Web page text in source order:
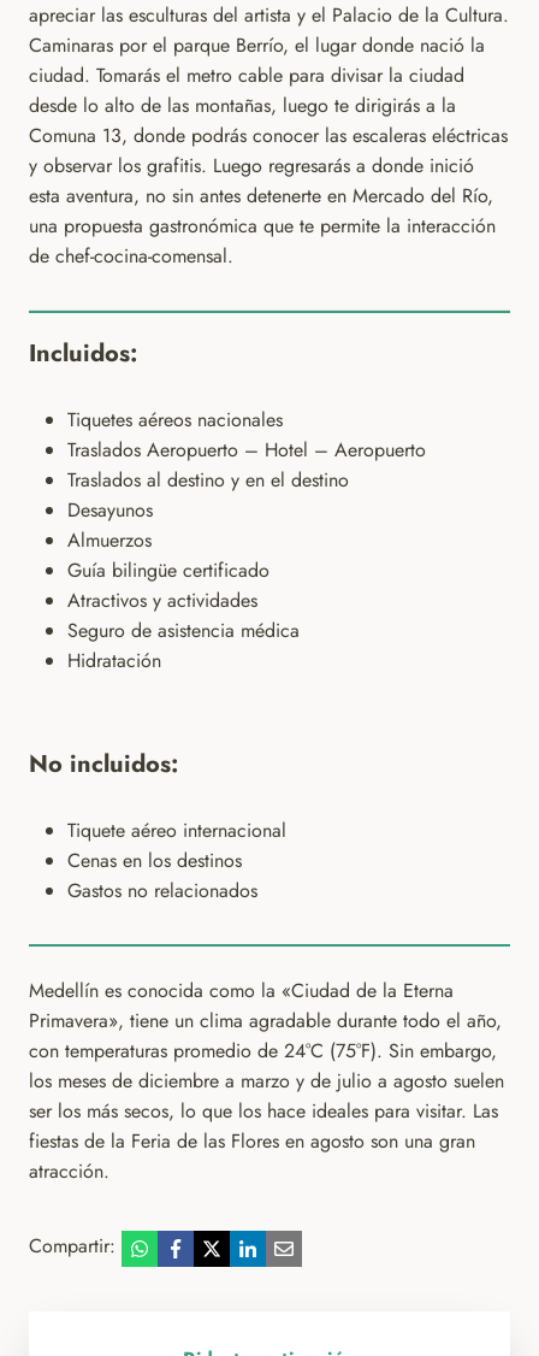
apreciar las esculturas del artista y el Palacio de la Cultura.
Caminaras por el parque Berrío, el lugar donde nació la
ciudad. Tomarás el metro cable para divisar la ciudad
desde lo alto de las montañas, luego te dirigirás a la
Comuna 13, donde podrás conocer las escaleras eléctricas
y observar los grafitis. Luego regresarás a donde inició
esta aventura, no sin antes detenerte en Mercado del Río,
una propuesta gastronómica que te permite la interacción
de chef-cocina-comensal.
Incluidos:
Tiquetes aéreos nacionales
Traslados Aeropuerto – Hotel – Aeropuerto
Traslados al destino y en el destino
Desayunos
Almuerzos
Guía bilingüe certificado
Atractivos y actividades
Seguro de asistencia médica
Hidratación
No incluidos:
Tiquete aéreo internacional
Cenas en los destinos
Gastos no relacionados
Medellín es conocida como la «Ciudad de la Eterna
Primavera», tiene un clima agradable durante todo el año,
con temperaturas promedio de 24°C (75°F). Sin embargo,
los meses de diciembre a marzo y de julio a agosto suelen
ser los más secos, lo que los hace ideales para visitar. Las
fiestas de la Feria de las Flores en agosto son una gran
atracción.
Compartir: